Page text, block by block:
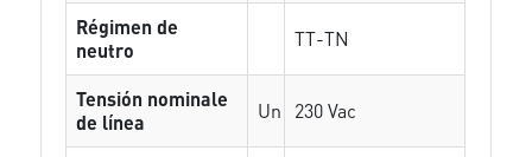
Régimen de
neutro
TT-TN
Tensión nominale
de línea
Un 230 Vac